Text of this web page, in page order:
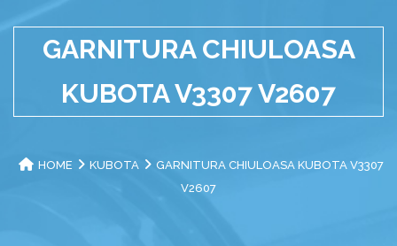
GARNITURA CHIULOASA
KUBOTA V3307 V2607
HOME KUBOTA
GARNITURA CHIULOASA KUBOTA V3307
V2607